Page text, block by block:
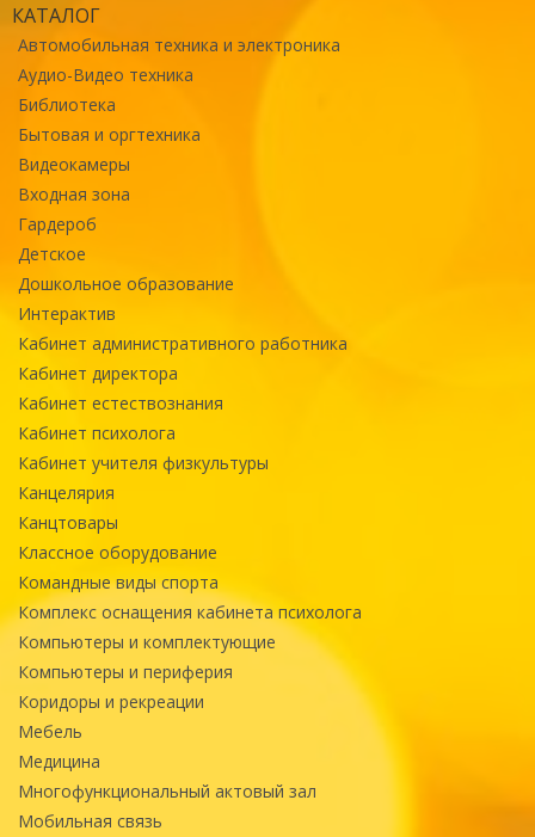
КАТАЛОГ
Автомобильная техника и электроника
Аудио-Видео техника
Библиотека
Бытовая и оргтехника
Видеокамеры
Входная зона
Гардероб
Детское
Дошкольное образование
Интерактив
Кабинет административного работника
Кабинет директора
Кабинет естествознания
Кабинет психолога
Кабинет учителя физкультуры
Канцелярия
Канцтовары
Классное оборудование
Командные виды спорта
Комплекс оснащения кабинета психолога
Компьютеры и комплектующие
Компьютеры и периферия
Коридоры и рекреации
Мебель
Медицина
Многофункциональный актовый зал
Мобильная связь